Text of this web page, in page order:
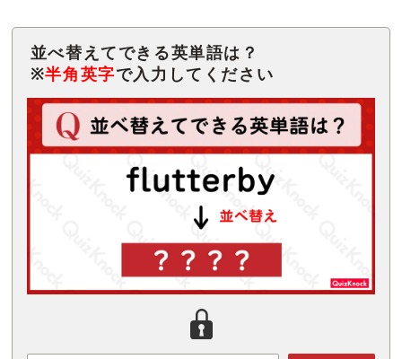
並べ替えてできる英単語は？
※半角英字で入力してください